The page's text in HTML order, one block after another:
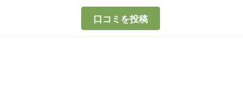
口コミを投稿